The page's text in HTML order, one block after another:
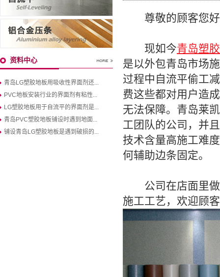
资料中心
青岛LG塑胶地板用吸收性界面剂还...
PVC地板安装行业的界面剂有粘性...
LG塑胶地板用于自流平的界面剂是...
青岛PVC塑胶地板铺设时遇到地面...
铺设青岛LG塑胶地板是遇到破损的...
尊敬的顾客您
现如今青岛塑
是以外包青岛市场
过程中自流平偷工
费这些都对用户造
无法保障。青岛莱
工团队的公司，并
技术含量高施工难
何辅助边条固定。
公司在店面里做
施工工艺，欢迎顾